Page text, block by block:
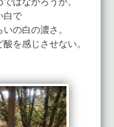
白で
の白の濃さ。
を感じさせない。